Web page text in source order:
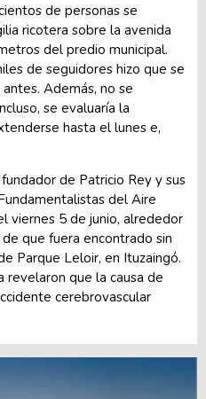
de personas se
ricotera sobre la avenida
del predio municipal.
de seguidores hizo que se
Además, no se
se evaluaría la
hasta el lunes e,
de Patricio Rey y sus
del Aire
viernes 5 de junio, alrededor
que fuera encontrado sin
Parque Leloir, en Ituzaingó.
revelaron que la causa de
cerebrovascular